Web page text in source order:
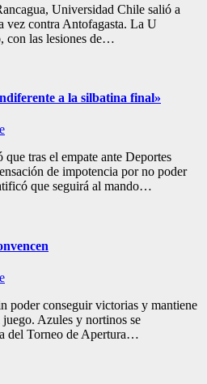
Universidad Chile salió a
vez contra Antofagasta. La U
con las lesiones de…
a la silbatina final»
que tras el empate ante Deportes
de impotencia por no poder
que seguirá al mando…
poder conseguir victorias y mantiene
juego. Azules y nortinos se
del Torneo de Apertura…